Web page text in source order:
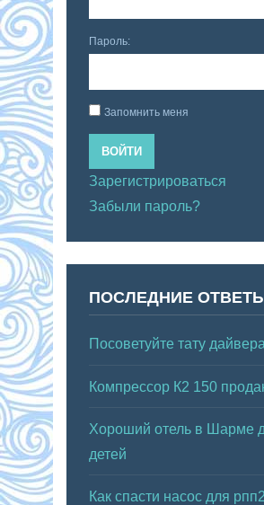
Пароль:
Запомнить меня
ВОЙТИ
Зарегистрироваться
Забыли пароль?
ПОСЛЕДНИЕ
Посоветуйте тату
Компрессор К2 150
Хороший отель в Шарме
детей
Как спасти насос для